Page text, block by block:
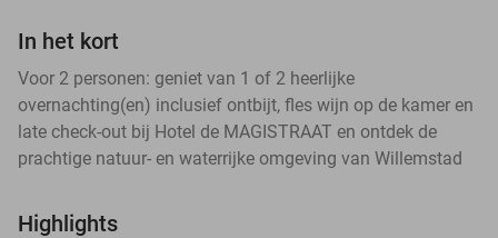
In het kort
Voor 2 personen: geniet van 1 of 2 heerlijke
overnachting(en) inclusief ontbijt, fles wijn op de kamer en
late check-out bij Hotel de MAGISTRAAT en ontdek de
prachtige natuur- en waterrijke omgeving van Willemstad
Highlights